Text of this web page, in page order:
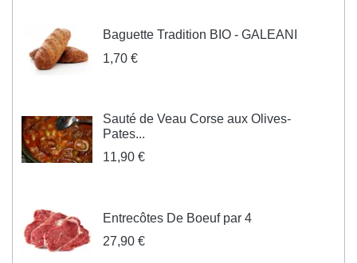
Baguette Tradition BIO - GALEANI
1,70 €
Sauté de Veau Corse aux Olives-
Pates...
11,90 €
Entrecôtes De Boeuf par 4
27,90 €